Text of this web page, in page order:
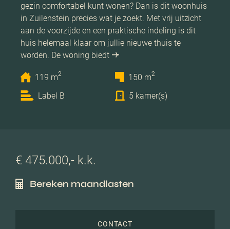
gezin comfortabel kunt wonen? Dan is dit woonhuis
in Zuilenstein precies wat je zoekt. Met vrij uitzicht
aan de voorzijde en een praktische indeling is dit
huis helemaal klaar om jullie nieuwe thuis te
worden. De woning biedt
119 m2 150 m2
Label B 5 kamer(s)
€ 475.000,- k.k.
Bereken maandlasten
CONTACT